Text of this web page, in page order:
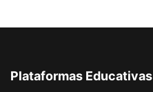
Plataformas Educativas